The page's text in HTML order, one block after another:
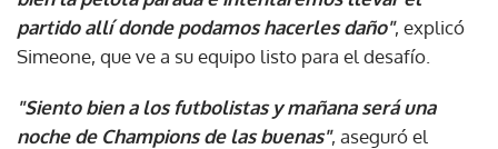
partido allí donde podamos hacerles daño", explicó
Simeone, que ve a su equipo listo para el desafío.
"Siento bien a los futbolistas y mañana será una
noche de Champions de las buenas", aseguró el